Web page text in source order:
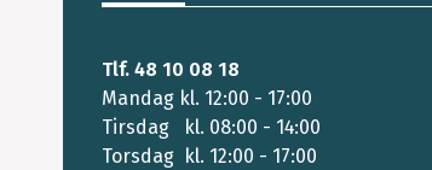
Tlf. 48 10 08 18
Mandag kl. 12:00 - 17:00
Tirsdag kl. 08:00 - 14:00
Torsdag kl. 12:00 - 17:00